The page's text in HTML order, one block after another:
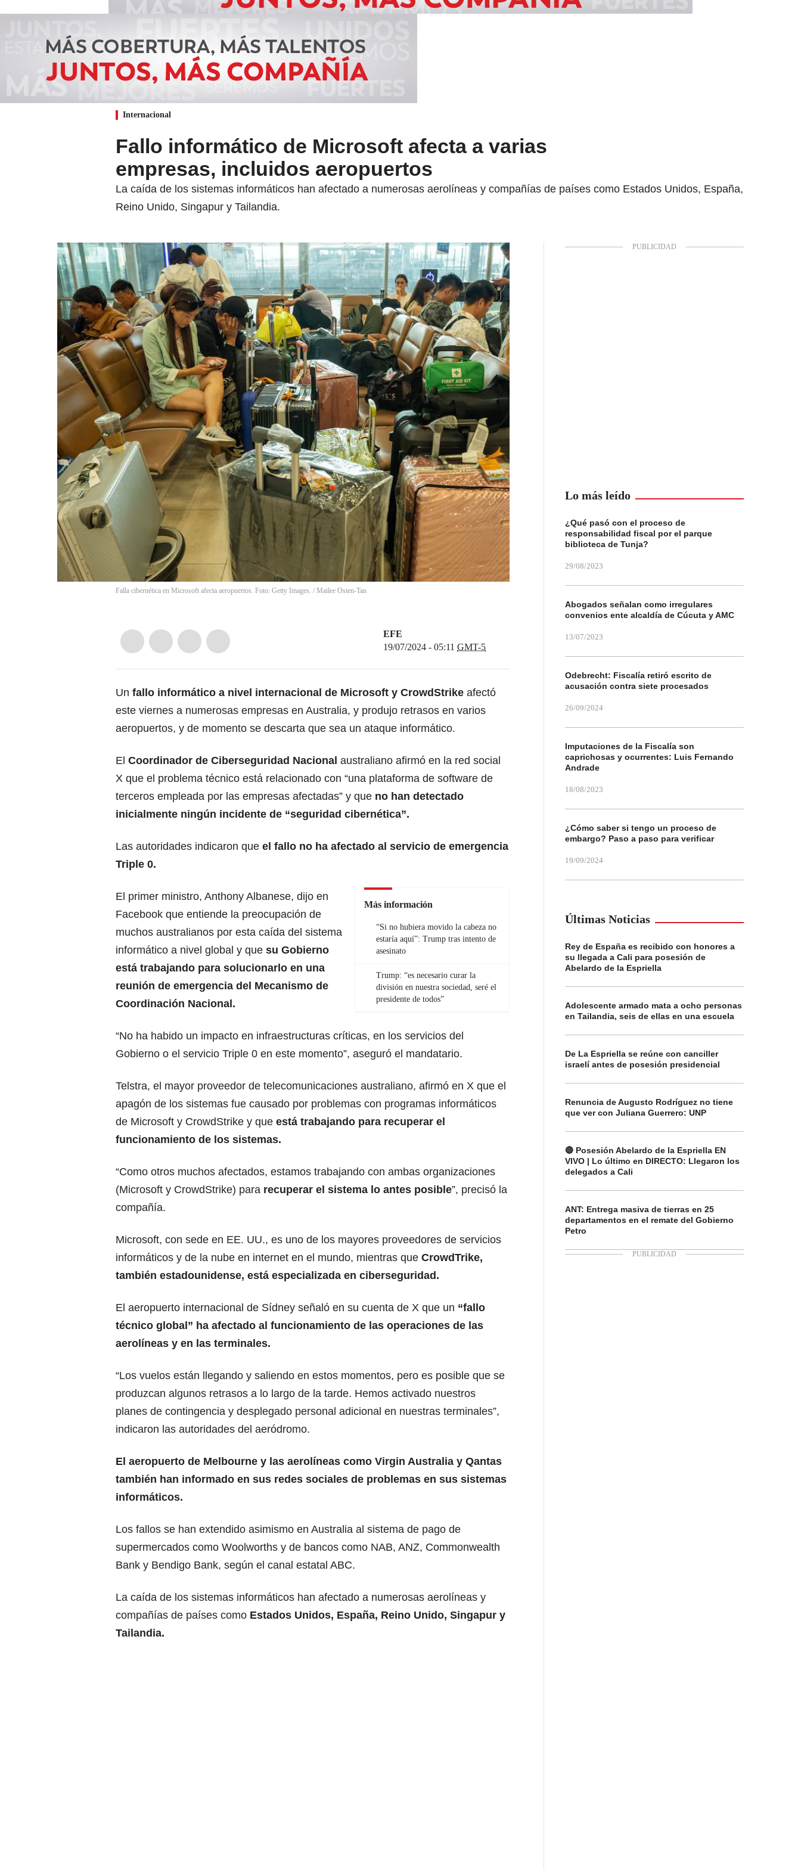
Internacional
Fallo informático de Microsoft afecta a varias
empresas, incluidos aeropuertos
La caída de los sistemas informáticos han afectado a numerosas aerolíneas y compañías de países como Estados Unidos, España,
Reino Unido, Singapur y Tailandia.
Falla cibernética en Microsoft afecta aeropuertos. Foto: Getty Images. / Mailee Osten-Tan
EFE
19/07/2024 - 05:11 GMT-5
Un fallo informático a nivel internacional de Microsoft y CrowdStrike afectó
este viernes a numerosas empresas en Australia, y produjo retrasos en varios
aeropuertos, y de momento se descarta que sea un ataque informático.
El Coordinador de Ciberseguridad Nacional australiano afirmó en la red social
X que el problema técnico está relacionado con “una plataforma de software de
terceros empleada por las empresas afectadas” y que no han detectado
inicialmente ningún incidente de “seguridad cibernética”.
Las autoridades indicaron que el fallo no ha afectado al servicio de emergencia
Triple 0.
Más información
“Si no hubiera movido la cabeza no
estaría aquí”: Trump tras intento de
asesinato
Trump: “es necesario curar la
división en nuestra sociedad, seré el
presidente de todos”
El primer ministro, Anthony Albanese, dijo en
Facebook que entiende la preocupación de
muchos australianos por esta caída del sistema
informático a nivel global y que su Gobierno
está trabajando para solucionarlo en una
reunión de emergencia del Mecanismo de
Coordinación Nacional.
“No ha habido un impacto en infraestructuras críticas, en los servicios del
Gobierno o el servicio Triple 0 en este momento”, aseguró el mandatario.
Telstra, el mayor proveedor de telecomunicaciones australiano, afirmó en X que el
apagón de los sistemas fue causado por problemas con programas informáticos
de Microsoft y CrowdStrike y que está trabajando para recuperar el
funcionamiento de los sistemas.
“Como otros muchos afectados, estamos trabajando con ambas organizaciones
(Microsoft y CrowdStrike) para recuperar el sistema lo antes posible”, precisó la
compañía.
Microsoft, con sede en EE. UU., es uno de los mayores proveedores de servicios
informáticos y de la nube en internet en el mundo, mientras que CrowdTrike,
también estadounidense, está especializada en ciberseguridad.
El aeropuerto internacional de Sídney señaló en su cuenta de X que un “fallo
técnico global” ha afectado al funcionamiento de las operaciones de las
aerolíneas y en las terminales.
“Los vuelos están llegando y saliendo en estos momentos, pero es posible que se
produzcan algunos retrasos a lo largo de la tarde. Hemos activado nuestros
planes de contingencia y desplegado personal adicional en nuestras terminales”,
indicaron las autoridades del aeródromo.
El aeropuerto de Melbourne y las aerolíneas como Virgin Australia y Qantas
también han informado en sus redes sociales de problemas en sus sistemas
informáticos.
Los fallos se han extendido asimismo en Australia al sistema de pago de
supermercados como Woolworths y de bancos como NAB, ANZ, Commonwealth
Bank y Bendigo Bank, según el canal estatal ABC.
La caída de los sistemas informáticos han afectado a numerosas aerolíneas y
compañías de países como Estados Unidos, España, Reino Unido, Singapur y
Tailandia.
Lo más leído
¿Qué pasó con el proceso de
responsabilidad fiscal por el parque
biblioteca de Tunja?
29/08/2023
Abogados señalan como irregulares
convenios ente alcaldía de Cúcuta y AMC
13/07/2023
Odebrecht: Fiscalía retiró escrito de
acusación contra siete procesados
26/09/2024
Imputaciones de la Fiscalía son
caprichosas y ocurrentes: Luis Fernando
Andrade
18/08/2023
¿Cómo saber si tengo un proceso de
embargo? Paso a paso para verificar
19/09/2024
Últimas Noticias
Rey de España es recibido con honores a
su llegada a Cali para posesión de
Abelardo de la Espriella
Adolescente armado mata a ocho personas
en Tailandia, seis de ellas en una escuela
De La Espriella se reúne con canciller
israelí antes de posesión presidencial
Renuncia de Augusto Rodríguez no tiene
que ver con Juliana Guerrero: UNP
🔴 Posesión Abelardo de la Espriella EN
VIVO | Lo último en DIRECTO: Llegaron los
delegados a Cali
ANT: Entrega masiva de tierras en 25
departamentos en el remate del Gobierno
Petro